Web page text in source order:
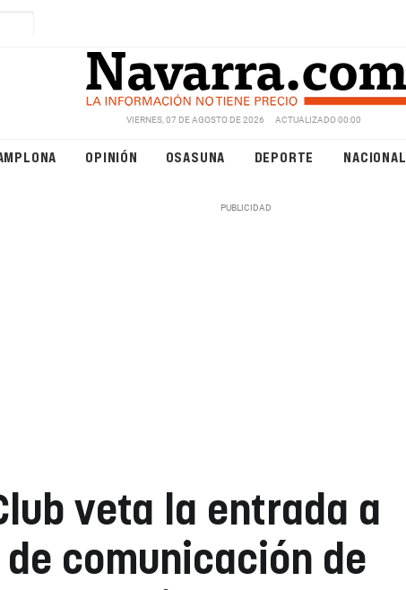
VIERNES, 07 DE AGOSTO DE 2026 ACTUALIZADO 00:00
OPINIÓN OSASUNA DEPORTE NACIONAL
veta la entrada a
comunicación de